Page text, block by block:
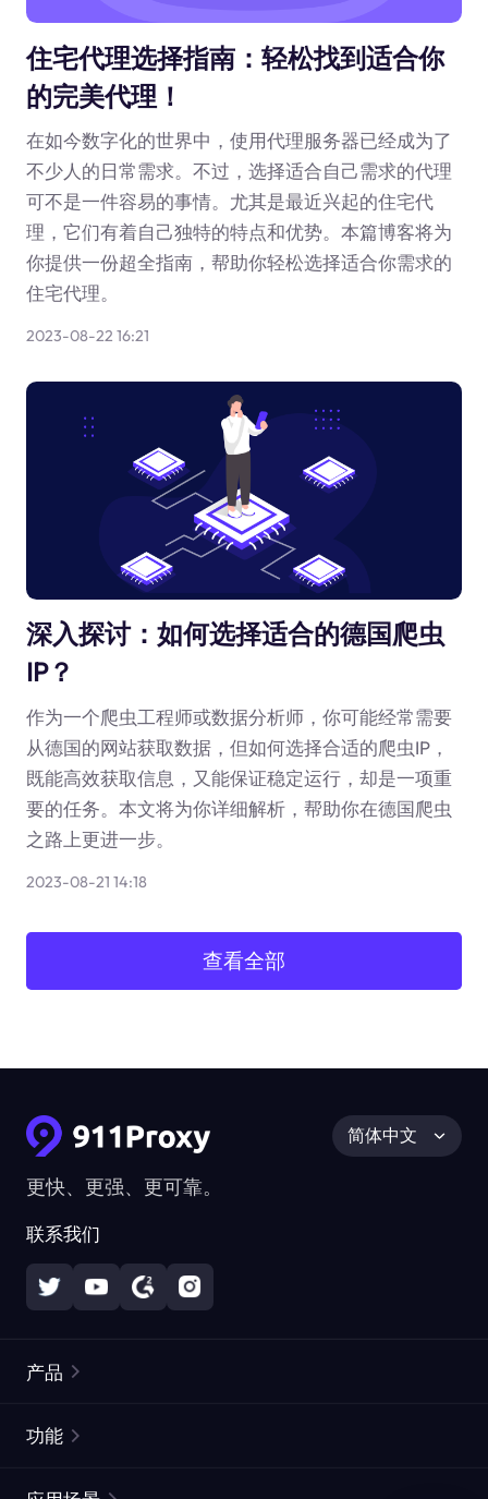
住宅代理选择指南：轻松找到适合你
的完美代理！
在如今数字化的世界中，使用代理服务器已经成为了
不少人的日常需求。不过，选择适合自己需求的代理
可不是一件容易的事情。尤其是最近兴起的住宅代
理，它们有着自己独特的特点和优势。本篇博客将为
你提供一份超全指南，帮助你轻松选择适合你需求的
住宅代理。
2023-08-22 16:21
深入探讨：如何选择适合的德国爬虫
IP？
作为一个爬虫工程师或数据分析师，你可能经常需要
从德国的网站获取数据，但如何选择合适的爬虫IP，
既能高效获取信息，又能保证稳定运行，却是一项重
要的任务。本文将为你详细解析，帮助你在德国爬虫
之路上更进一步。
2023-08-21 14:18
查看全部
更快、更强、更可靠。
联系我们
简体中文
产品
功能